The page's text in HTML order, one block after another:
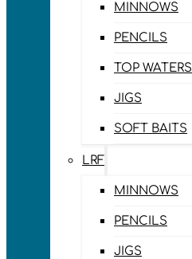
MINNOWS
PENCILS
TOP WATERS
JIGS
SOFT BAITS
LRF
MINNOWS
PENCILS
JIGS